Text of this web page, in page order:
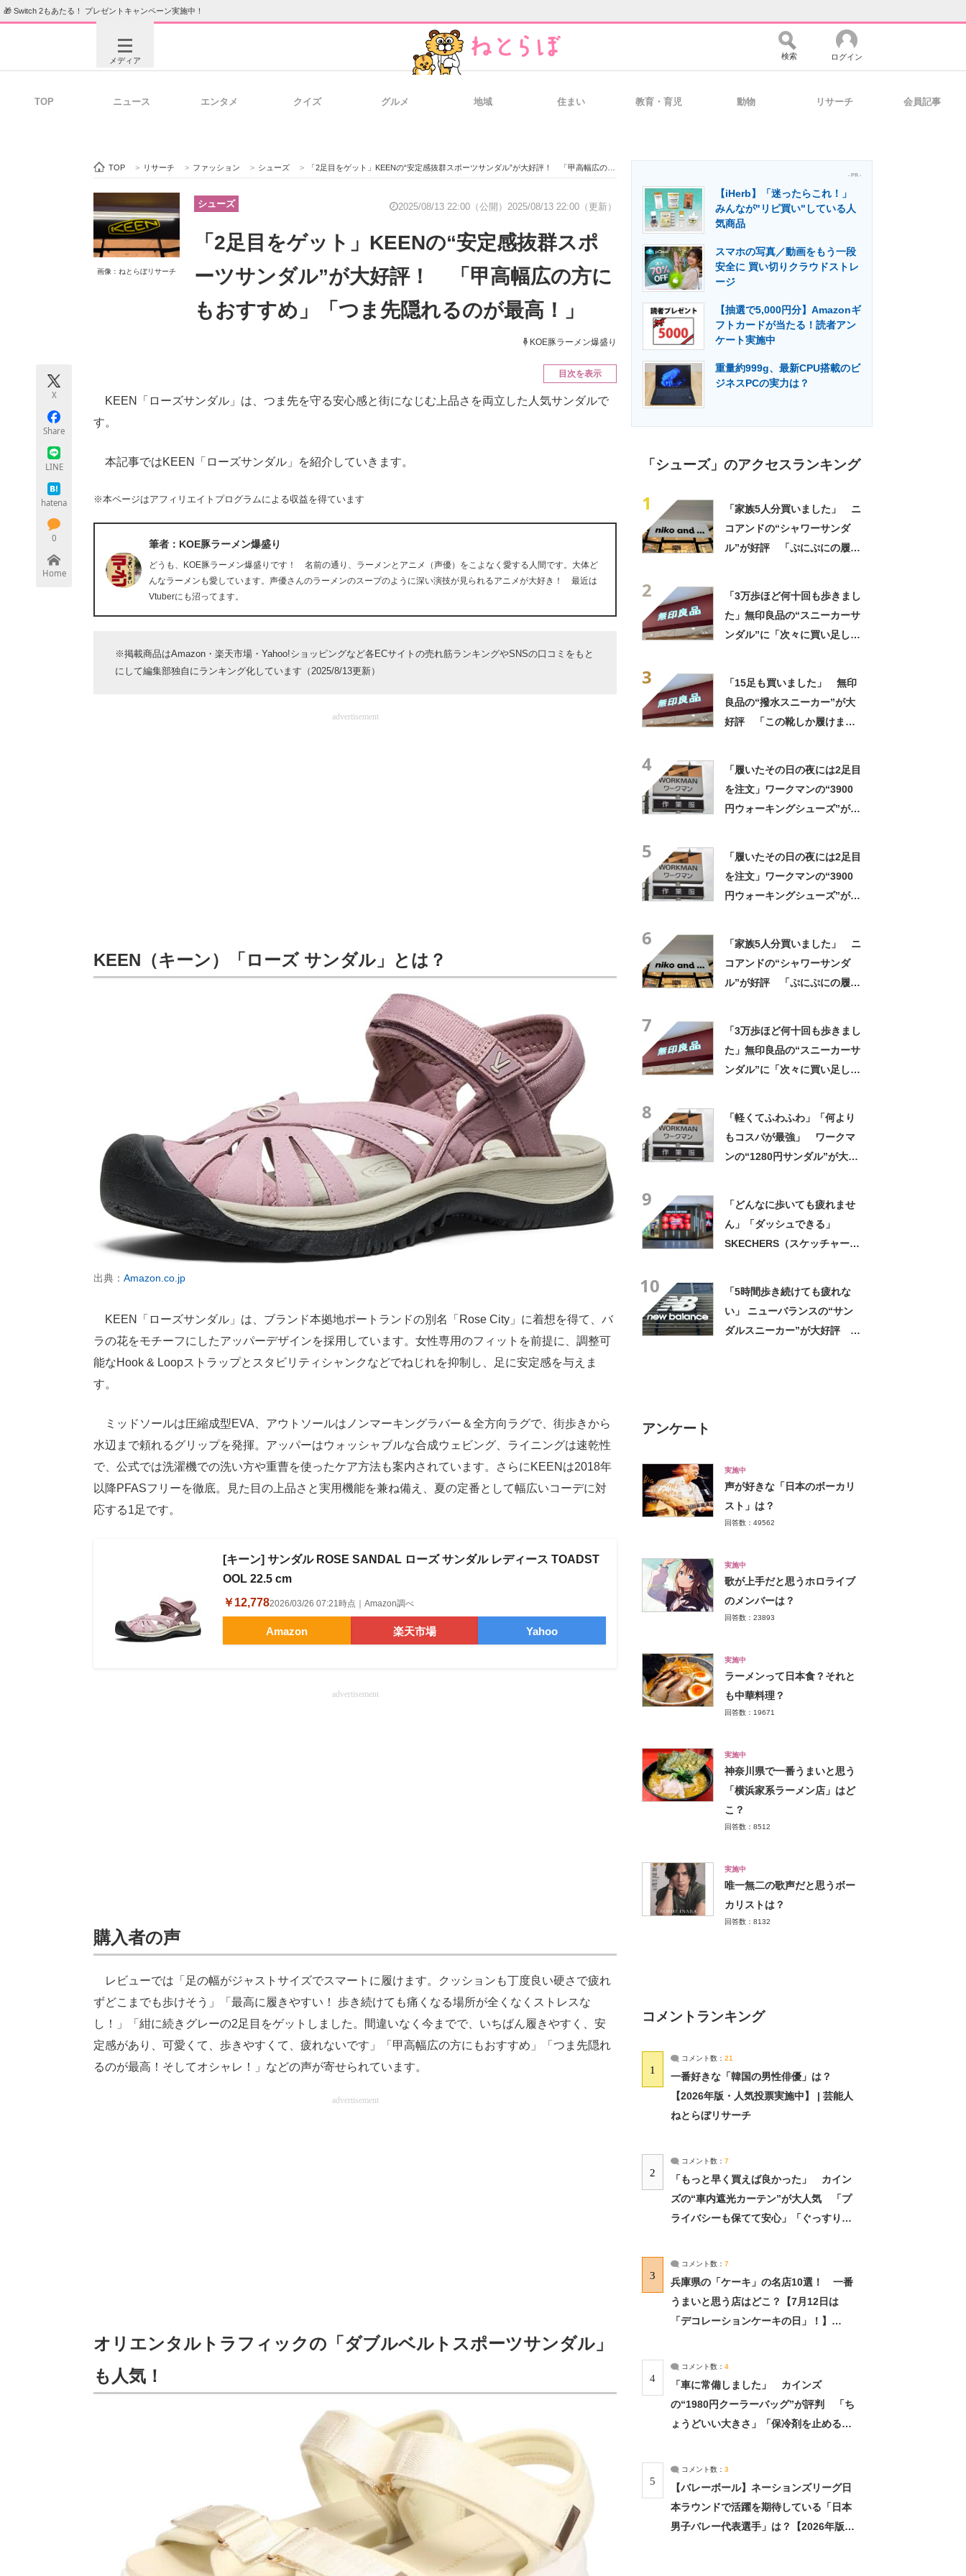
🎁 Switch 2もあたる！ プレゼントキャンペーン実施中！
メディア
ビジネスと働き方のヒント 経営リーダーのコミュニティ マーケ×ITの今がよく分かる
企業向けIT製品の総合サイト IT製品の技術・比較・事例 製造業のIT導入・活用を支援
エネルギーの専門メディア 建設×テクノロジーの最前線
ちょっと気になるネットの話題
検索 ログイン
TOP ニュース エンタメ クイズ グルメ 地域 住まい 教育・育児 動物 リサーチ 会員記事
TOP > リサーチ > ファッション > シューズ > 「2足目をゲット」KEENの“安定感抜群スポーツサンダル”が大好評！ 「甲高幅広の方にもおすすめ」「つま先隠れるのが最高！」
画像：ねとらぼリサーチ
シューズ 2025/08/13 22:00（公開） 2025/08/13 22:00（更新）
「2足目をゲット」KEENの“安定感抜群スポ
ーツサンダル”が大好評！ 「甲高幅広の方に
もおすすめ」「つま先隠れるのが最高！」
KOE豚ラーメン爆盛り
X
Share
LINE
hatena
0
Home
目次を表示
KEEN「ローズサンダル」は、つま先を守る安心感と街になじむ上品さを両立した人気サンダルで
す。
本記事ではKEEN「ローズサンダル」を紹介していきます。
※本ページはアフィリエイトプログラムによる収益を得ています
筆者：KOE豚ラーメン爆盛り
どうも、KOE豚ラーメン爆盛りです！ 名前の通り、ラーメンとアニメ（声優）をこよなく愛する人間です。大体ど
んなラーメンも愛しています。声優さんのラーメンのスープのように深い演技が見られるアニメが大好き！ 最近は
Vtuberにも沼ってます。
※掲載商品はAmazon・楽天市場・Yahoo!ショッピングなど各ECサイトの売れ筋ランキングやSNSの口コミをもと
にして編集部独自にランキング化しています（2025/8/13更新）
advertisement
KEEN（キーン）「ローズ サンダル」とは？
出典： Amazon.co.jp
KEEN「ローズサンダル」は、ブランド本拠地ポートランドの別名「Rose City」に着想を得て、バ
ラの花をモチーフにしたアッパーデザインを採用しています。女性専用のフィットを前提に、調整可
能なHook & Loopストラップとスタビリティシャンクなどでねじれを抑制し、足に安定感を与えま
す。
ミッドソールは圧縮成型EVA、アウトソールはノンマーキングラバー＆全方向ラグで、街歩きから
水辺まで頼れるグリップを発揮。アッパーはウォッシャブルな合成ウェビング、ライニングは速乾性
で、公式では洗濯機での洗い方や重曹を使ったケア方法も案内されています。さらにKEENは2018年
以降PFASフリーを徹底。見た目の上品さと実用機能を兼ね備え、夏の定番として幅広いコーデに対
応する1足です。
[キーン] サンダル ROSE SANDAL ローズ サンダル レディース TOADST
OOL 22.5 cm
￥12,7782026/03/26 07:21時点｜Amazon調べ
Amazon 楽天市場 Yahoo
advertisement
購入者の声
レビューでは「足の幅がジャストサイズでスマートに履けます。クッションも丁度良い硬さで疲れ
ずどこまでも歩けそう」「最高に履きやすい！ 歩き続けても痛くなる場所が全くなくストレスな
し！」「紺に続きグレーの2足目をゲットしました。間違いなく今までで、いちばん履きやすく、安
定感があり、可愛くて、歩きやすくて、疲れないです」「甲高幅広の方にもおすすめ」「つま先隠れ
るのが最高！そしてオシャレ！」などの声が寄せられています。
advertisement
オリエンタルトラフィックの「ダブルベルトスポーツサンダル」
も人気！
- PR -
【iHerb】「迷ったらこれ！」
みんなが"リピ買い"している人
気商品
スマホの写真／動画をもう一段
安全に 買い切りクラウドストレ
ージ
【抽選で5,000円分】Amazonギ
フトカードが当たる！読者アン
ケート実施中
重量約999g、最新CPU搭載のビ
ジネスPCの実力は？
「シューズ」のアクセスランキング
1
「家族5人分買いました」 ニ
コアンドの“シャワーサンダ
ル”が好評 「ぷにぷにの履き
2
「3万歩ほど何十回も歩きまし
た」無印良品の“スニーカーサ
ンダル”に「次々に買い足して
3
「15足も買いました」 無印
良品の“撥水スニーカー”が大
好評 「この靴しか履けませ
4
「履いたその日の夜には2足目
を注文」ワークマンの“3900
円ウォーキングシューズ”が好
5
「履いたその日の夜には2足目
を注文」ワークマンの“3900
円ウォーキングシューズ”が好
6
「家族5人分買いました」 ニ
コアンドの“シャワーサンダ
ル”が好評 「ぷにぷにの履き
7
「3万歩ほど何十回も歩きまし
た」無印良品の“スニーカーサ
ンダル”に「次々に買い足して
8
「軽くてふわふわ」「何より
もコスパが最強」 ワークマ
ンの“1280円サンダル”が大人
9
「どんなに歩いても疲れませ
ん」「ダッシュできる」
SKECHERS（スケッチャー
10
「5時間歩き続けても疲れな
い」 ニューバランスの“サン
ダルスニーカー”が大好評
アンケート
実施中
声が好きな「日本のボーカリ
スト」は？
回答数：49562
実施中
歌が上手だと思うホロライブ
のメンバーは？
回答数：23893
実施中
ラーメンって日本食？それと
も中華料理？
回答数：19671
実施中
神奈川県で一番うまいと思う
「横浜家系ラーメン店」はど
こ？
回答数：8512
実施中
唯一無二の歌声だと思うボー
カリストは？
回答数：8132
コメントランキング
1
コメント数： 21
一番好きな「韓国の男性俳優」は？
【2026年版・人気投票実施中】 | 芸能人
ねとらぼリサーチ
2
コメント数： 7
「もっと早く買えば良かった」 カイン
ズの“車内遮光カーテン”が大人気 「プ
ライバシーも保てて安心」「ぐっすり眠
3
コメント数： 7
兵庫県の「ケーキ」の名店10選！ 一番
うまいと思う店はどこ？【7月12日は
「デコレーションケーキの日」！】
4
コメント数： 4
「車に常備しました」 カインズ
の“1980円クーラーバッグ”が評判 「ち
ょうどいい大きさ」「保冷剤を止めるベ
5
コメント数： 3
【バレーボール】ネーションズリーグ日
本ラウンドで活躍を期待している「日本
男子バレー代表選手」は？【2026年版・